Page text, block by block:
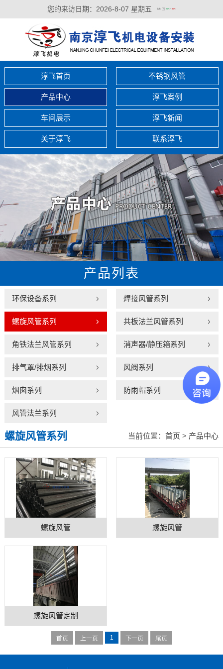
2026-8-07 星期五
您的来访日期：
淳飞首页 不锈钢风管
产品中心 淳飞案例
车间展示 淳飞新闻
关于淳飞 联系淳飞
产品列表
环保设备系列 焊接风管系列
螺旋风管系列 共板法兰风管系列
角铁法兰风管系列 消声器/静压箱系列
排气罩/排烟系列 风阀系列
烟囱系列 防雨帽系列
风管法兰系列
螺旋风管系列 当前位置：首页 > 产品中心
螺旋风管 螺旋风管
螺旋风管定制
首页 上一页 1 下一页 尾页